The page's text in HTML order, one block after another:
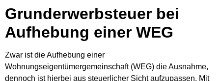
Grunderwerbsteuer bei
Aufhebung einer WEG
Zwar ist die Aufhebung einer
Wohnungseigentümergemeinschaft (WEG) die Ausnahme,
dennoch ist hierbei aus steuerlicher Sicht aufzupassen. Mit